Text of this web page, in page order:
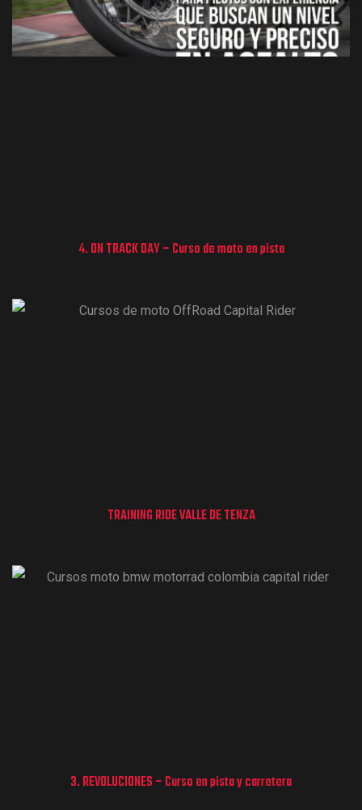
4. ON TRACK DAY – Curso de moto en pista
TRAINING RIDE VALLE DE TENZA
3. REVOLUCIONES – Curso en pista y carretera